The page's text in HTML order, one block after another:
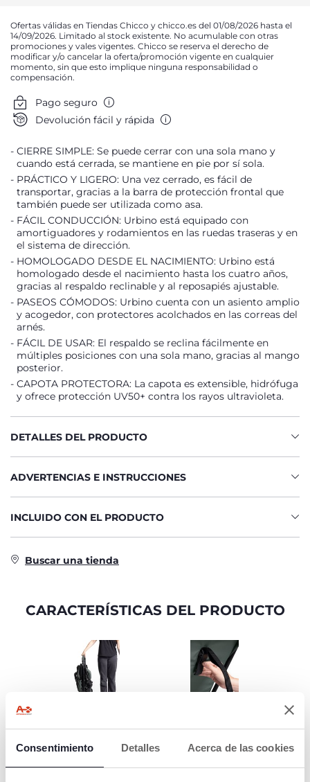
Consentimiento Detalles Acerca de las cookies
Ofertas válidas en Tiendas Chicco y chicco.es del 01/08/2026 hasta el
14/09/2026. Limitado al stock existente. No acumulable con otras
promociones y vales vigentes. Chicco se reserva el derecho de
modificar y/o cancelar la oferta/promoción vigente en cualquier
momento, sin que esto implique ninguna responsabilidad o
compensación.
Pago seguro
Devolución fácil y rápida
CIERRE SIMPLE: Se puede cerrar con una sola mano y
cuando está cerrada, se mantiene en pie por sí sola.
PRÁCTICO Y LIGERO: Una vez cerrado, es fácil de
transportar, gracias a la barra de protección frontal que
también puede ser utilizada como asa.
FÁCIL CONDUCCIÓN: Urbino está equipado con
amortiguadores y rodamientos en las ruedas traseras y en
el sistema de dirección.
HOMOLOGADO DESDE EL NACIMIENTO: Urbino está
homologado desde el nacimiento hasta los cuatro años,
gracias al respaldo reclinable y al reposapiés ajustable.
PASEOS CÓMODOS: Urbino cuenta con un asiento amplio
y acogedor, con protectores acolchados en las correas del
arnés.
FÁCIL DE USAR: El respaldo se reclina fácilmente en
múltiples posiciones con una sola mano, gracias al mango
posterior.
CAPOTA PROTECTORA: La capota es extensible, hidrófuga
y ofrece protección UV50+ contra los rayos ultravioleta.
DETALLES DEL PRODUCTO
ADVERTENCIAS E INSTRUCCIONES
INCLUIDO CON EL PRODUCTO
Buscar una tienda
CARACTERÍSTICAS DEL PRODUCTO
CIERRE FÁCIL
Sistema de cierre
para simplificar la
RESPALDO
AJUSTABLE